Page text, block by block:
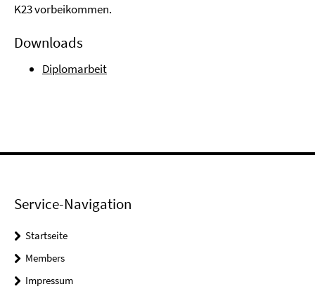
K23vorbeikommen.
Downloads
Diplomarbeit
Service-Navigation
Startseite
Members
Impressum